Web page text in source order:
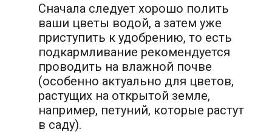
Сначала следует хорошо полить
ваши цветы водой, а затем уже
приступить к удобрению, то есть
подкармливание рекомендуется
проводить на влажной почве
(особенно актуально для цветов,
растущих на открытой земле,
например, петуний, которые растут
в саду).